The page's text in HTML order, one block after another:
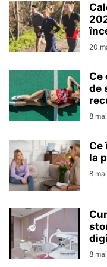
20
Ce
de
8
Ce
la
8
8